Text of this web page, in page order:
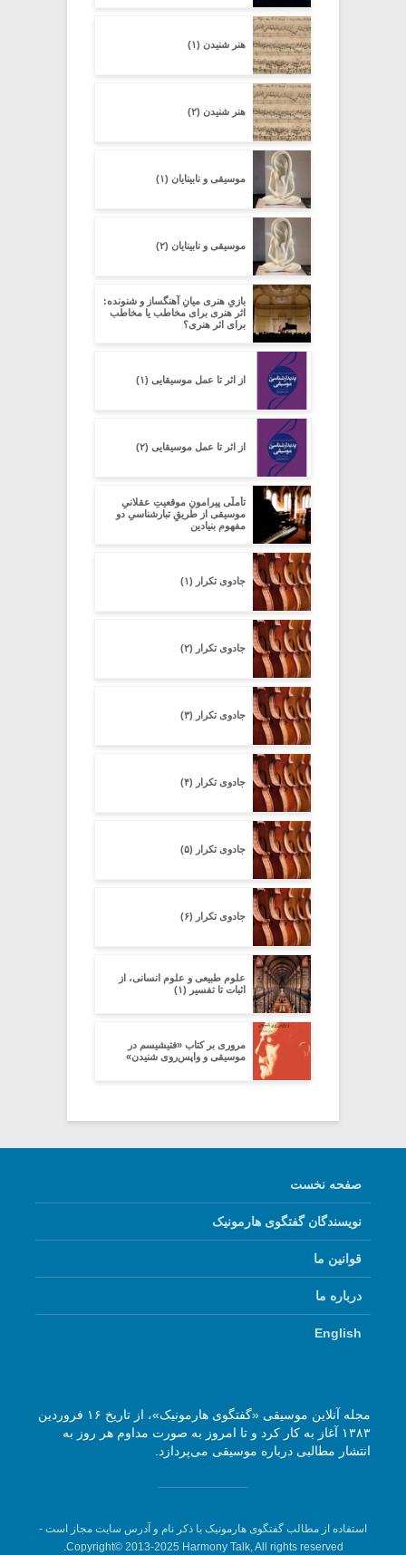
هنر شنیدن (۱)
هنر شنیدن (۲)
موسیقی و نابینایان (۱)
موسیقی و نابینایان (۲)
بازیِ هنری میانِ آهنگساز و شنونده:
اثر هنری برای مخاطب یا مخاطب
برای اثر هنری؟
از اثر تا عمل موسیقایی (۱)
از اثر تا عمل موسیقایی (۲)
تأملّی پیرامونِ موقعیتِ عقلانیِ
موسیقی از طریقِ تبارشناسیِ دو
مفهومِ بنیادین
جادوی تکرار (۱)
جادوی تکرار (۲)
جادوی تکرار (۳)
جادوی تکرار (۴)
جادوی تکرار (۵)
جادوی تکرار (۶)
علوم طبیعی و علوم انسانی، از
اثبات تا تفسیر (۱)
مروری بر کتاب «فتیشیسم در
موسیقی و واپس‌روی شنیدن»
صفحه نخست
نویسندگان گفتگوی هارمونیک
قوانین ما
درباره ما
English
مجله آنلاین موسیقی «گفتگوی هارمونیک»، از تاریخ ۱۶ فروردین
۱۳۸۳ آغاز به کار کرد و تا امروز به صورت مداوم هر روز به
انتشار مطالبی درباره موسیقی می‌پردازد.
استفاده از مطالب گفتگوی هارمونیک با ذکر نام و آدرس سایت مجاز است -
Copyright© 2013-2025 Harmony Talk, All rights reserved.